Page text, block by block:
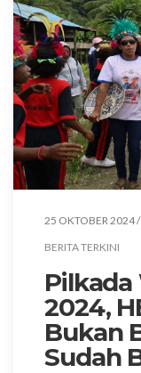
25 OKTOBER 2024 /
BERITA TERKINI
2024,
Bukan
Sudah